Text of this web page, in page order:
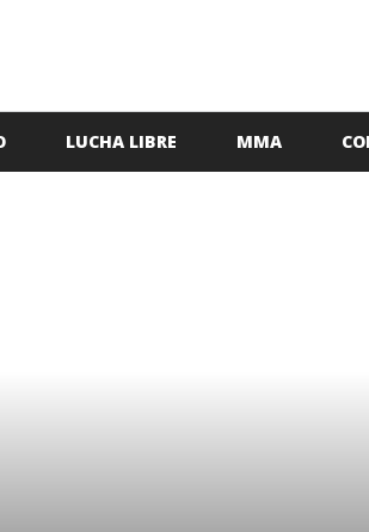
LUCHA LIBRE MMA